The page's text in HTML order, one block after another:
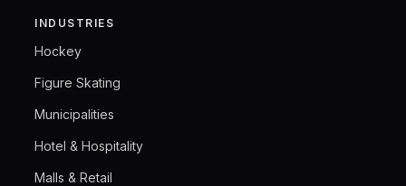
INDUSTRIES
Hockey
Figure Skating
Municipalities
Hotel & Hospitality
Malls & Retail